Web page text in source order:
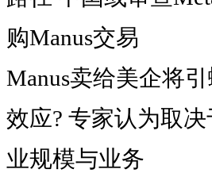
购Manus交易
Manus卖给美企将
效应? 专家认为取决
业规模与业务